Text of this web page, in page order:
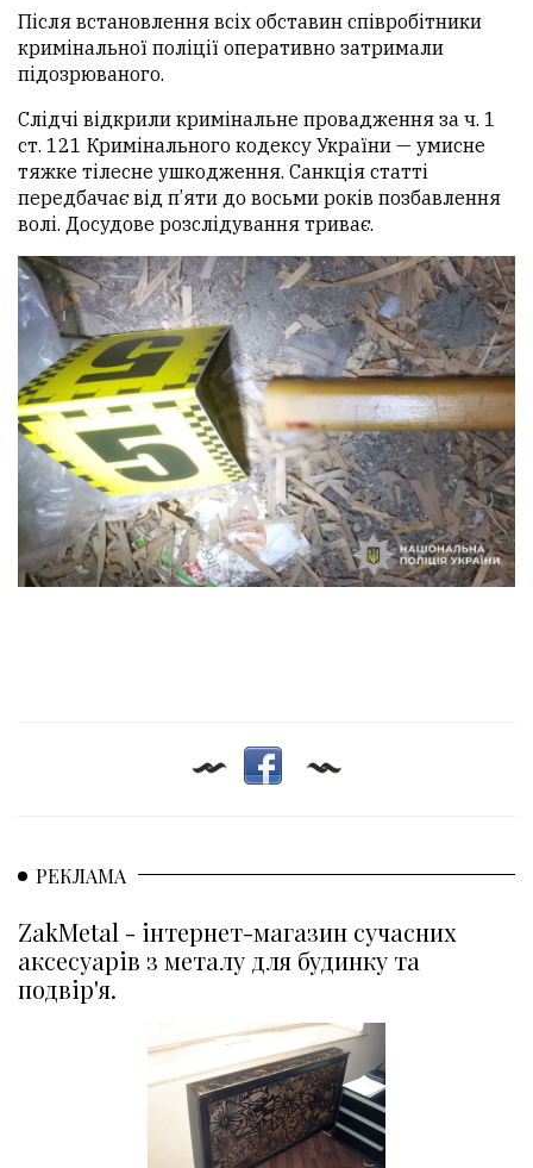
Після встановлення всіх обставин співробітники
кримінальної поліції оперативно затримали
підозрюваного.
Слідчі відкрили кримінальне провадження за ч. 1
ст. 121 Кримінального кодексу України — умисне
тяжке тілесне ушкодження. Санкція статті
передбачає від п’яти до восьми років позбавлення
волі. Досудове розслідування триває.
РЕКЛАМА
ZakMetal - інтернет-магазин сучасних
аксесуарів з металу для будинку та
подвір'я.